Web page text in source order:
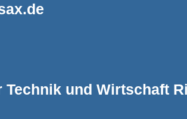
und Wirtschaft